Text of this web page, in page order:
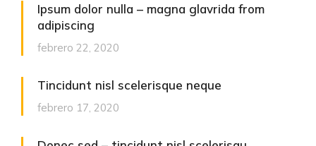
Ipsum dolor nulla – magna glavrida from
adipiscing
febrero 22, 2020
Tincidunt nisl scelerisque neque
febrero 17, 2020